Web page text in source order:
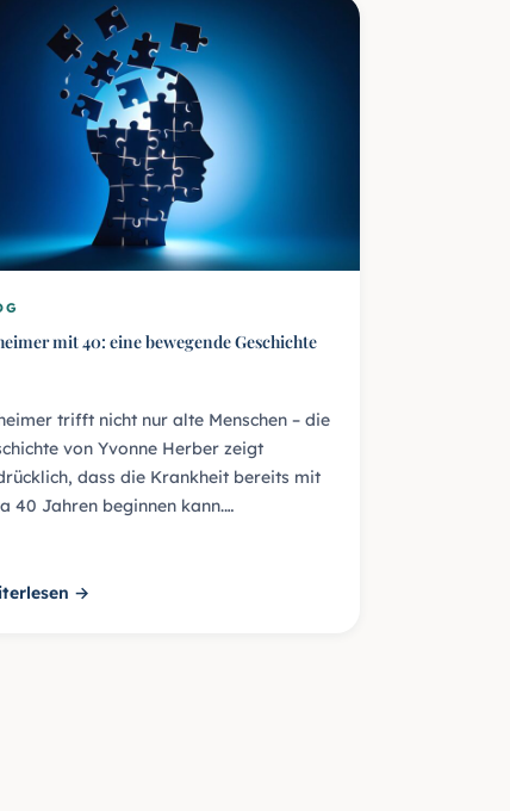
mit 40: eine bewegende Geschichte
trifft nicht nur alte Menschen – die
von Yvonne Herber zeigt
dass die Krankheit bereits mit
40 Jahren beginnen kann.…
→